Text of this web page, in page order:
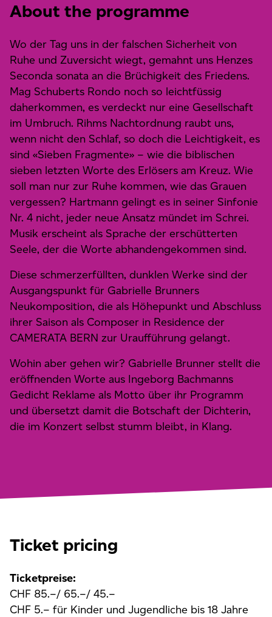
About the programme
Wo der Tag uns in der falschen Sicherheit von
Ruhe und Zuversicht wiegt, gemahnt uns Henzes
Seconda sonata an die Brüchigkeit des Friedens.
Mag Schuberts Rondo noch so leichtfüssig
daherkommen, es verdeckt nur eine Gesellschaft
im Umbruch. Rihms Nachtordnung raubt uns,
wenn nicht den Schlaf, so doch die Leichtigkeit, es
sind «Sieben Fragmente» – wie die biblischen
sieben letzten Worte des Erlösers am Kreuz. Wie
soll man nur zur Ruhe kommen, wie das Grauen
vergessen? Hartmann gelingt es in seiner Sinfonie
Nr. 4 nicht, jeder neue Ansatz mündet im Schrei.
Musik erscheint als Sprache der erschütterten
Seele, der die Worte abhandengekommen sind.
Diese schmerzerfüllten, dunklen Werke sind der
Ausgangspunkt für Gabrielle Brunners
Neukomposition, die als Höhepunkt und Abschluss
ihrer Saison als Composer in Residence der
CAMERATA BERN zur Uraufführung gelangt.
Wohin aber gehen wir? Gabrielle Brunner stellt die
eröffnenden Worte aus Ingeborg Bachmanns
Gedicht Reklame als Motto über ihr Programm
und übersetzt damit die Botschaft der Dichterin,
die im Konzert selbst stumm bleibt, in Klang.
Ticket pricing
Ticketpreise:
CHF 85.–/ 65.–/ 45.–
CHF 5.– für Kinder und Jugendliche bis 18 Jahre